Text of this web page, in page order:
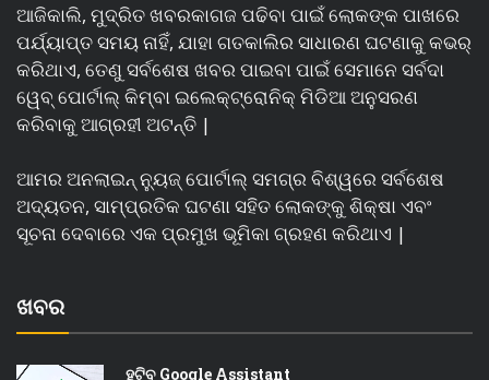
ଆଜିକାଲି, ମୁଦ୍ରିତ ଖବରକାଗଜ ପଢିବା ପାଇଁ ଲୋକଙ୍କ ପାଖରେ
ପର୍ଯ୍ୟାପ୍ତ ସମୟ ନାହିଁ, ଯାହା ଗତକାଲିର ସାଧାରଣ ଘଟଣାକୁ କଭର୍
କରିଥାଏ, ତେଣୁ ସର୍ବଶେଷ ଖବର ପାଇବା ପାଇଁ ସେମାନେ ସର୍ବଦା
ୱେବ୍ ପୋର୍ଟାଲ୍ କିମ୍ବା ଇଲେକ୍ଟ୍ରୋନିକ୍ ମିଡିଆ ଅନୁସରଣ
କରିବାକୁ ଆଗ୍ରହୀ ଅଟନ୍ତି |
ଆମର ଅନଲାଇନ୍ ନ୍ୟୁଜ୍ ପୋର୍ଟାଲ୍ ସମଗ୍ର ବିଶ୍ୱରେ ସର୍ବଶେଷ
ଅଦ୍ୟତନ, ସାମ୍ପ୍ରତିକ ଘଟଣା ସହିତ ଲୋକଙ୍କୁ ଶିକ୍ଷା ଏବଂ
ସୂଚନା ଦେବାରେ ଏକ ପ୍ରମୁଖ ଭୂମିକା ଗ୍ରହଣ କରିଥାଏ |
ଖବର
ହଟିବ Google Assistant